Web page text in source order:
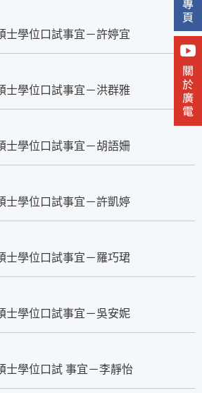
士學位口試事宜－許婷宜
士學位口試事宜－洪群雅
士學位口試事宜－胡語姍
士學位口試事宜－許凱婷
士學位口試事宜－羅巧珺
士學位口試事宜－吳安妮
士學位口試 事宜－李靜怡